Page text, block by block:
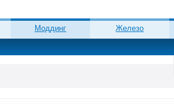
Моддинг Железо